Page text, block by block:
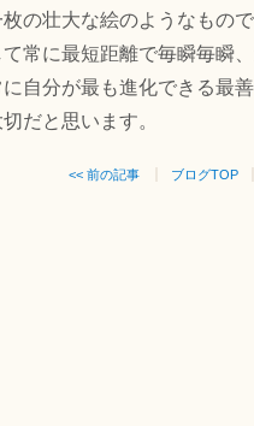
の壮大な絵のようなもの
常に最短距離で毎瞬毎瞬
自分が最も進化できる最
だと思います。
<< 前の記事 ブログTOP